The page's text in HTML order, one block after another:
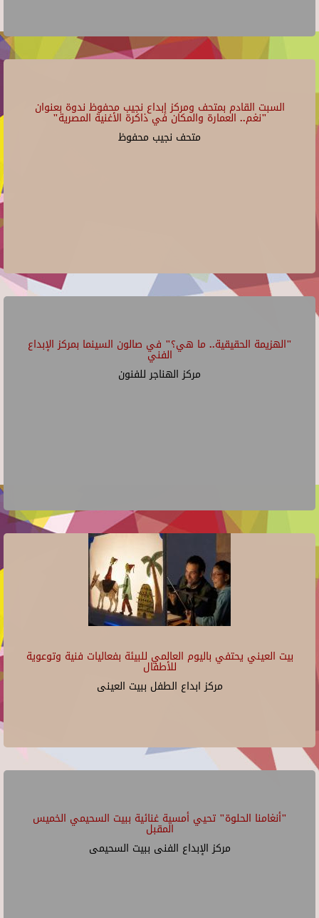
السبت القادم بمتحف ومركز إبداع نجيب محفوظ ندوة بعنوان
"نغم.. العمارة والمكان في ذاكرة الأغنية المصرية"
متحف نجيب محفوظ
"الهزيمة الحقيقية.. ما هي؟" في صالون السينما بمركز الإبداع
الفني
مركز الهناجر للفنون
بيت العيني يحتفي باليوم العالمي للبيئة بفعاليات فنية وتوعوية
للأطفال
مركز ابداع الطفل ببيت العينى
"أنغامنا الحلوة" تحيي أمسية غنائية ببيت السحيمي الخميس
المقبل
مركز الإبداع الفنى ببيت السحيمى